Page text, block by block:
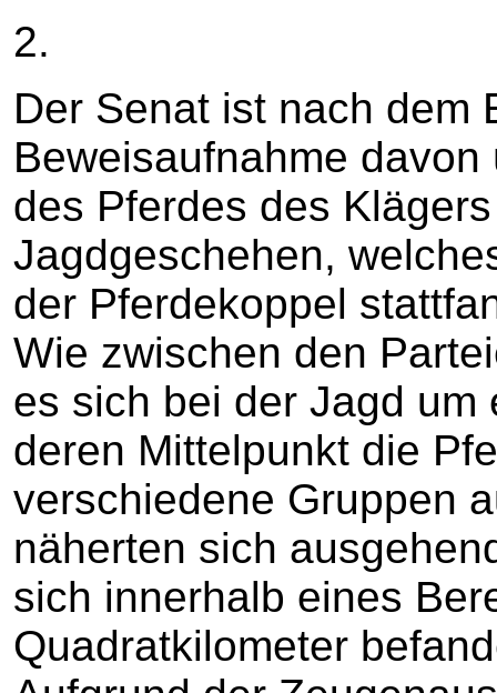
2.
Der Senat ist nach dem
Beweisaufnahme
des Pferdes des
Jagdgeschehen,
der Pferdekoppel
Wie zwischen den
es sich bei der Jagd
deren Mittelpunkt die
verschiedene Gruppen
näherten sich
sich innerhalb eines
Quadratkilometer